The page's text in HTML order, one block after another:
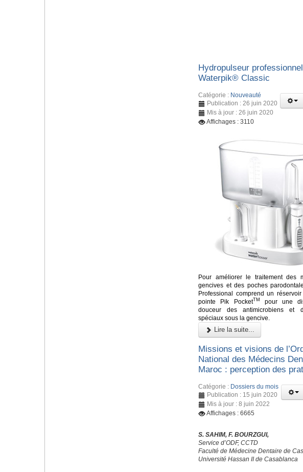
Hydropulseur professionnel
Waterpik® Classic
Catégorie : Nouveauté
Publication : 26 juin 2020
Mis à jour : 26 juin 2020
Affichages : 3110
Pour améliorer le traitement des
gencives et des poches
Professional comprend un
pointe Pik PocketTM
pour une
douceur des antimicrobiens et
spéciaux sous la gencive.
Lire la suite...
Missions et visions de
National des Médecins
Maroc : perception des
Catégorie : Dossiers du mois
Publication : 15 juin 2020
Mis à jour : 8 juin 2022
Affichages : 6665
S. SAHIM, F. BOURZGUI,
Service d’ODF, CCTD
Faculté de Médecine Dentaire de
Université Hassan II de Casablanca